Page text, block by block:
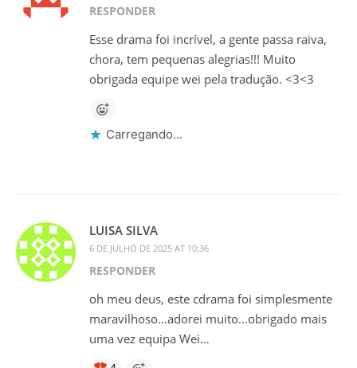
RESPONDER
Esse drama foi incrível, a gente passa raiva,
chora, tem pequenas alegrias!!! Muito
obrigada equipe wei pela tradução. <3<3
Carregando...
LUISA SILVA
6 DE JULHO DE 2025 AT 10:36
RESPONDER
oh meu deus, este cdrama foi simplesmente
maravilhoso…adorei muito…obrigado mais
uma vez equipa Wei…